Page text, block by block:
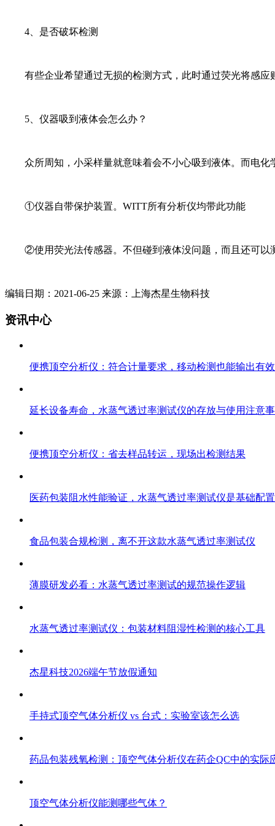
4、是否破坏检测
有些企业希望通过无损的检测方式，此时通过荧光将感应
5、仪器吸到液体会怎么办？
众所周知，小采样量就意味着会不小心吸到液体。而电化
①仪器自带保护装置。WITT所有分析仪均带此功能
②使用荧光法传感器。不但碰到液体没问题，而且还可以
编辑日期：2021-06-25 来源：上海杰星生物科技
资讯中心
便携顶空分析仪：符合计量要求，移动检测也能输出有
延长设备寿命，水蒸气透过率测试仪的存放与使用注意
便携顶空分析仪：省去样品转运，现场出检测结果
医药包装阻水性能验证，水蒸气透过率测试仪是基础配置
食品包装合规检测，离不开这款水蒸气透过率测试仪
薄膜研发必看：水蒸气透过率测试的规范操作逻辑
水蒸气透过率测试仪：包装材料阻湿性检测的核心工具
杰星科技2026端午节放假通知
手持式顶空气体分析仪 vs 台式：实验室该怎么选
药品包装残氧检测：顶空气体分析仪在药企QC中的实际
顶空气体分析仪能测哪些气体？